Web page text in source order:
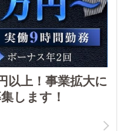
以上！事業拡大に
します！